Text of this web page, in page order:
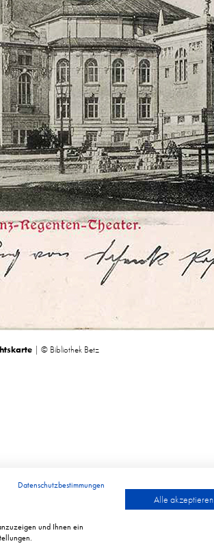
| © Bibliothek Betz
Datenschutzbestimmungen
und Ihnen ein
Alle akzeptieren